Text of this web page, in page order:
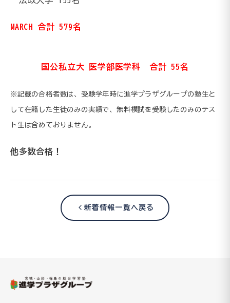
MARCH 合計 579名
国公私立大 医学部医学科 合計 55名
※記載の合格者数は、受験学年時に進学プラザグループの塾生と
して在籍した生徒のみの実績で、無料模試を受験したのみのテス
ト生は含めておりません。
他多数合格 ！
新着情報一覧へ戻る